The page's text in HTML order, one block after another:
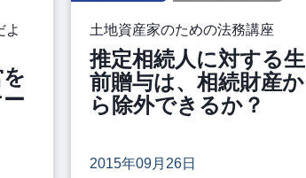
よ
土地資産家のための法務講座
推定相続人に対する生
前贈与は、相続財産か
ら除外できるか？
2015年09月26日